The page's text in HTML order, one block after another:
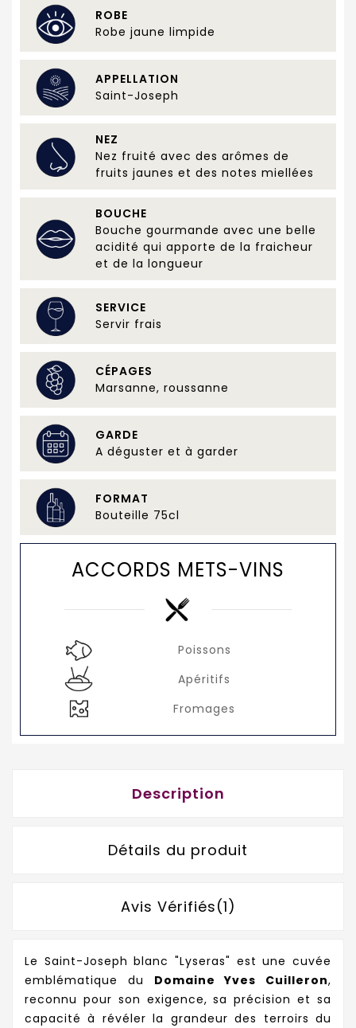
ROBE
Robe jaune limpide
APPELLATION
Saint-Joseph
NEZ
Nez fruité avec des arômes de
fruits jaunes et des notes miellées
BOUCHE
Bouche gourmande avec une belle
acidité qui apporte de la fraicheur
et de la longueur
SERVICE
Servir frais
CÉPAGES
Marsanne, roussanne
GARDE
A déguster et à garder
FORMAT
Bouteille 75cl
ACCORDS METS-VINS
Poissons
Apéritifs
Fromages
Description
Détails du produit
Avis Vérifiés(1)
Le Saint-Joseph blanc "Lyseras" est une cuvée
emblématique du Domaine Yves Cuilleron,
reconnu pour son exigence, sa précision et sa
capacité à révéler la grandeur des terroirs du